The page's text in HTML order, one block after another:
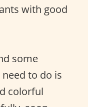
with good
some
need to do is
colorful